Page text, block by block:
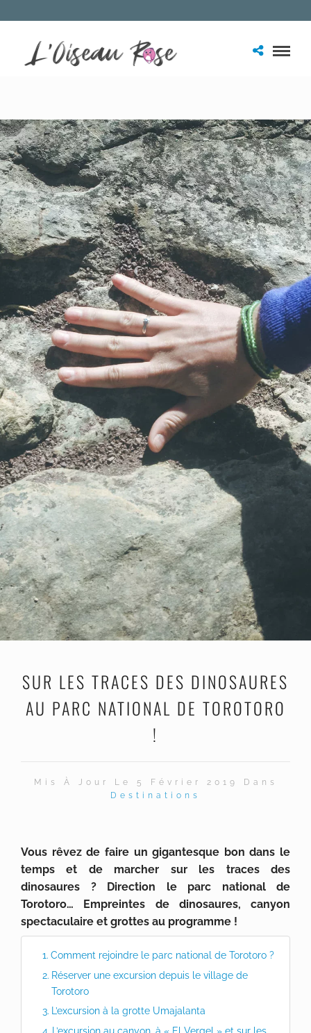
SUR LES TRACES DES DINOSAURES
AU PARC NATIONAL DE TOROTORO
!
Mis À Jour Le 5 Février 2019 Dans
Destinations
Vous rêvez de faire un gigantesque bon dans le
temps et de marcher sur les traces des
dinosaures ? Direction le parc national de
Torotoro… Empreintes de dinosaures, canyon
spectaculaire et grottes au programme !
Comment rejoindre le parc national de Torotoro ?
Réserver une excursion depuis le village de
Torotoro
L’excursion à la grotte Umajalanta
L’excursion au canyon, à « El Vergel » et sur les